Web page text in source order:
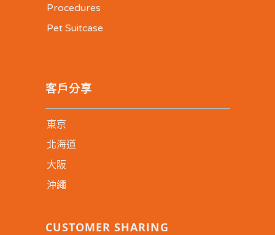
Procedures
Pet Suitcase
客戶分享
東京
北海道
大阪
沖繩
CUSTOMER SHARING